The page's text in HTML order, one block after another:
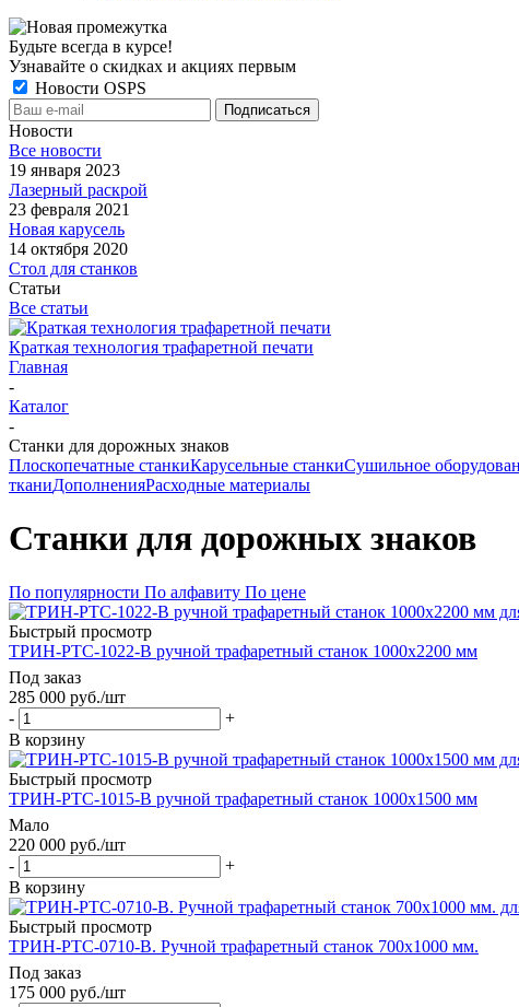
Будьте всегда в курсе!
Узнавайте о скидках и акциях первым
Новости OSPS
Новости
Все новости
19 января 2023
Лазерный раскрой
23 февраля 2021
Новая карусель
14 октября 2020
Стол для станков
Статьи
Все статьи
Краткая технология трафаретной печати
Главная
-
Каталог
-
Станки для дорожных знаков
Плоскопечатные станкиКарусельные станкиСушильное
тканиДополненияРасходные материалы
Станки для дорожных знаков
По популярности По алфавиту По цене
Быстрый просмотр
ТРИН-РTC-1022-В ручной трафаретный станок 1000х2200 мм
Под заказ
285 000 руб./шт
-
+
В корзину
Быстрый просмотр
ТРИН-РTC-1015-В ручной трафаретный станок 1000х1500 мм
Мало
220 000 руб./шт
-
+
В корзину
Быстрый просмотр
ТРИН-РTC-0710-В. Ручной трафаретный станок 700х1000 мм.
Под заказ
175 000 руб./шт